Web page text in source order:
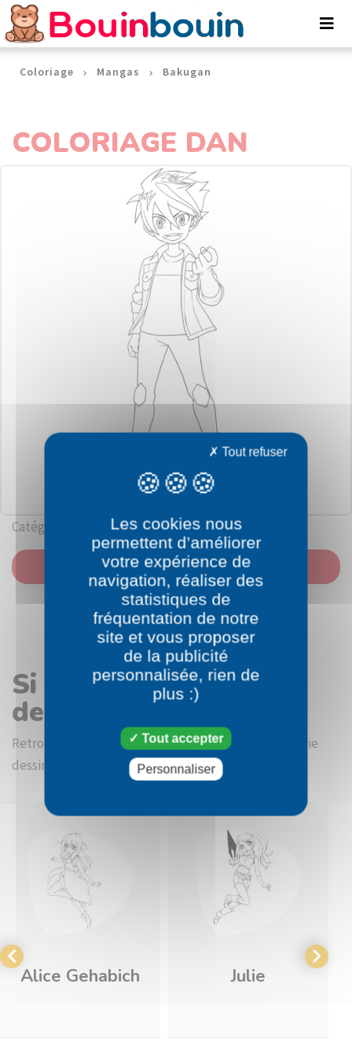
Coloriage Mangas Bakugan
COLORIAGE DAN
Catégorie: Bakugan
IMPRIMER
Si vous avez aimé le
dessin Dan
Retrouvez d'autres images à colorier dans la catégorie
dessin Bakugan
Alice Gehabich Julie
Panneau de gestion des cookies
Les cookies nous
permettent d’améliorer
votre expérience de
navigation, réaliser des
statistiques de
fréquentation de notre
site et vous proposer
de la publicité
personnalisée, rien de
plus :)
Tout accepter
Tout refuser
Personnaliser